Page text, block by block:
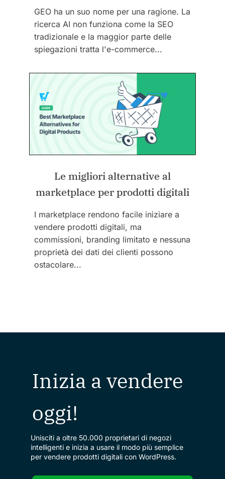
GEO ha un suo nome per una ragione. La
ricerca AI non funziona come la SEO
tradizionale e la maggior parte delle
spiegazioni tratta l'e-commerce...
Le migliori alternative al
marketplace per prodotti digitali
I marketplace rendono facile iniziare a
vendere prodotti digitali, ma
commissioni, branding limitato e nessuna
proprietà dei dati dei clienti possono
ostacolare...
Inizia a vendere
oggi!
Unisciti a oltre 50.000 proprietari di negozi
intelligenti e inizia a usare il modo più semplice
per vendere prodotti digitali con WordPress.